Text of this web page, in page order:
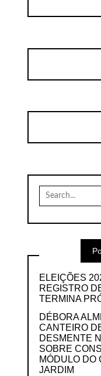
Search
for:
ELEIÇÕES
REGISTRO
TERMINA
DÉBORA
CANTEIRO
DESMENTE
SOBRE
MÓDULO DO
JARDIM